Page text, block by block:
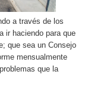
a través de los
ir haciendo para que
que sea un Consejo
mensualmente
que la